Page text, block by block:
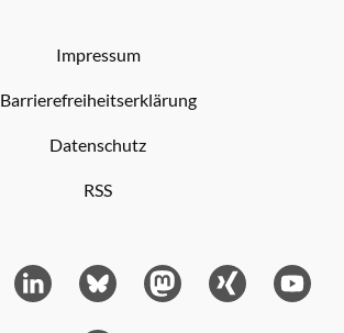
Impressum
Barrierefreiheitserklärung
Datenschutz
RSS